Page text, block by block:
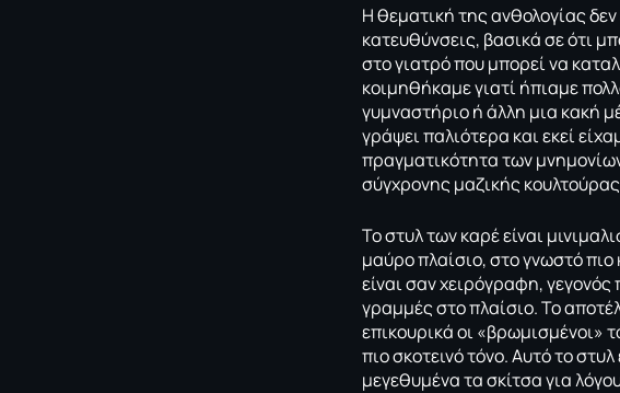
Η θεματική της ανθολογίας
κατευθύνσεις, βασικά σε ότι
στο γιατρό που μπορεί να
κοιμηθήκαμε γιατί ήπιαμε
γυμναστήριο ή άλλη μια κακή
γράψει παλιότερα και εκεί
πραγματικότητα των
σύγχρονης μαζικής
Το στυλ των καρέ είναι
μαύρο πλαίσιο, στο γνωστό
είναι σαν χειρόγραφη,
γραμμές στο πλαίσιο. Το
επικουρικά οι «βρωμισμένοι»
πιο σκοτεινό τόνο. Αυτό το
μεγεθυμένα τα σκίτσα για